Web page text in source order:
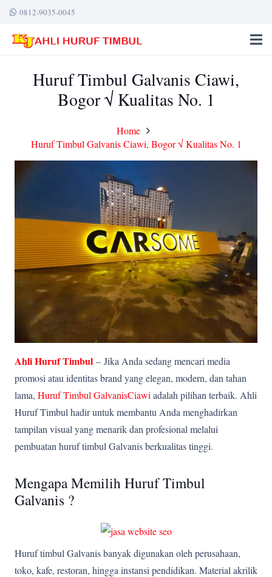
0812-9035-0045
Huruf Timbul Galvanis Ciawi,
Bogor √ Kualitas No. 1
Home
Huruf Timbul Galvanis Ciawi, Bogor √ Kualitas No. 1
Ahli Huruf Timbul – Jika Anda sedang mencari media
promosi atau identitas brand yang elegan, modern, dan tahan
lama, Huruf Timbul GalvanisCiawi adalah pilihan terbaik. Ahli
Huruf Timbul hadir untuk membantu Anda menghadirkan
tampilan visual yang menarik dan profesional melalui
pembuatan huruf timbul Galvanis berkualitas tinggi.
Mengapa Memilih Huruf Timbul
Galvanis ?
Huruf timbul Galvanis banyak digunakan oleh perusahaan,
toko, kafe, restoran, hingga instansi pendidikan. Material akrilik